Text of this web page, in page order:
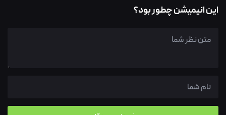
این انیمیشن چطور بود؟